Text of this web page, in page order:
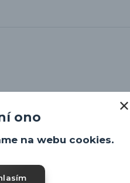
elegantním a funkčním
designu v
něj, kde poskytuje
cm a štíhlý tvar
teplotou 3000K,
ono
na webu cookies.